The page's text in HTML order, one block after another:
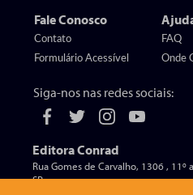
Fale Conosco
Contato
Formulário Acessível
FAQ
Onde
Siga-nos nas redes sociais:
Editora Conrad
Rua Gomes de Carvalho, 1306 , 11º
SP